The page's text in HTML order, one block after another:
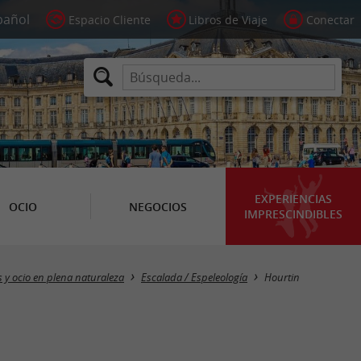
Espacio Cliente Libros de Viaje Conectar
OCIO NEGOCIOS
EXPERIENCIAS
IMPRESCINDIBLES
Masquer la carte
y ocio en plena naturaleza Escalada / Espeleología Hourtin